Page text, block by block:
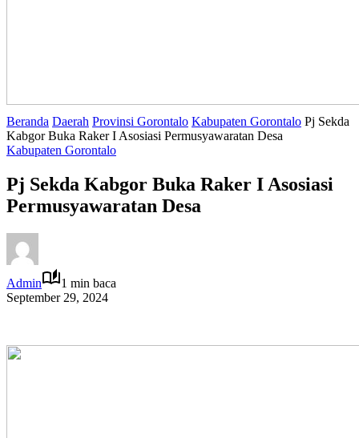
Beranda Daerah Provinsi Gorontalo Kabupaten Gorontalo Pj Sekda
Kabgor Buka Raker I Asosiasi Permusyawaratan Desa
Kabupaten Gorontalo
Pj Sekda Kabgor Buka Raker I Asosiasi
Permusyawaratan Desa
Admin
1 min baca
September 29, 2024